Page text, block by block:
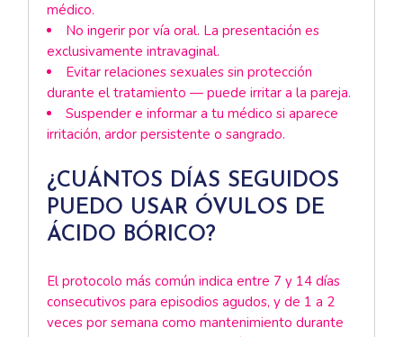
médico.
No ingerir por vía oral. La presentación es
exclusivamente intravaginal.
Evitar relaciones sexuales sin protección
durante el tratamiento — puede irritar a la pareja.
Suspender e informar a tu médico si aparece
irritación, ardor persistente o sangrado.
¿CUÁNTOS DÍAS SEGUIDOS
PUEDO USAR ÓVULOS DE
ÁCIDO BÓRICO?
El protocolo más común indica entre 7 y 14 días
consecutivos para episodios agudos, y de 1 a 2
veces por semana como mantenimiento durante